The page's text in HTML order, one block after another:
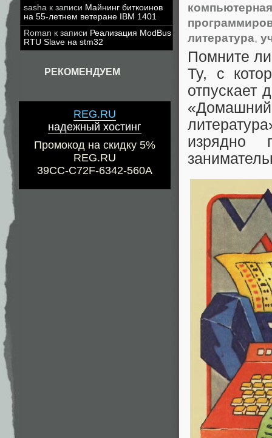
sasha к записи Майнинг биткоинов
на 55-летнем ветеране IBM 1401
Roman к записи Реализация ModBus
RTU Slave на stm32
РЕКОМЕНДУЕМ
REG.RU
надежный хостинг
Промокод на скидку 5%
REG.RU
39CC-C72F-6342-560A
литература,
Помните
Ту, с
отпускает
«Домашний
изрядно